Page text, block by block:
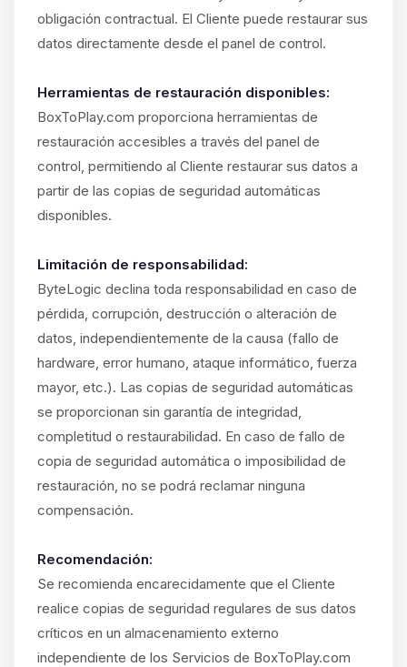
obligación contractual. El Cliente puede restaurar sus
datos directamente desde el panel de control.
Herramientas de restauración disponibles:
BoxToPlay.com proporciona herramientas de
restauración accesibles a través del panel de
control, permitiendo al Cliente restaurar sus datos a
partir de las copias de seguridad automáticas
disponibles.
Limitación de responsabilidad:
ByteLogic declina toda responsabilidad en caso de
pérdida, corrupción, destrucción o alteración de
datos, independientemente de la causa (fallo de
hardware, error humano, ataque informático, fuerza
mayor, etc.). Las copias de seguridad automáticas
se proporcionan sin garantía de integridad,
completitud o restaurabilidad. En caso de fallo de
copia de seguridad automática o imposibilidad de
restauración, no se podrá reclamar ninguna
compensación.
Recomendación:
Se recomienda encarecidamente que el Cliente
realice copias de seguridad regulares de sus datos
críticos en un almacenamiento externo
independiente de los Servicios de BoxToPlay.com